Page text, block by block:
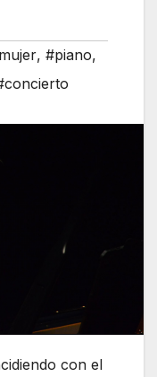
, #piano,
con el